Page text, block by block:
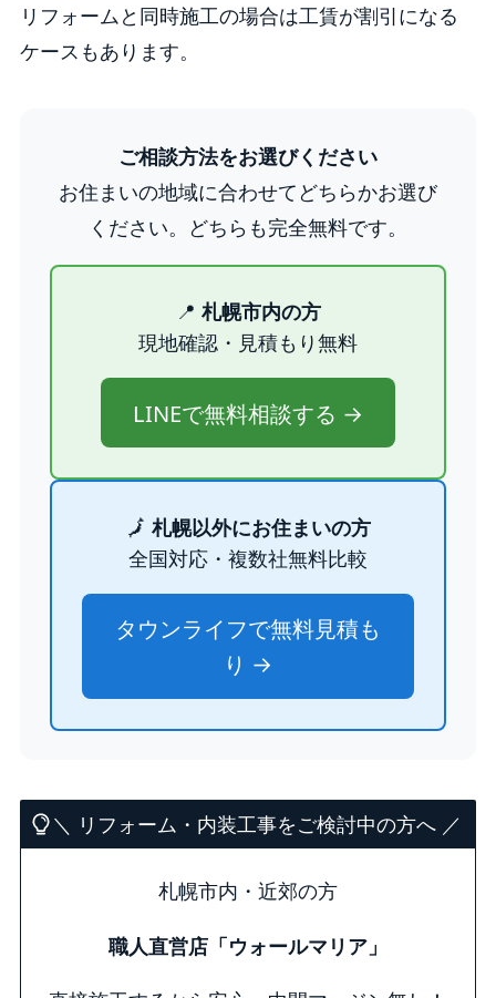
リフォームと同時施工の場合は工賃が割引になる
ケースもあります。
ご相談方法をお選びください
お住まいの地域に合わせてどちらかお選び
ください。どちらも完全無料です。
📍 札幌市内の方
現地確認・見積もり無料
LINEで無料相談する →
🗾 札幌以外にお住まいの方
全国対応・複数社無料比較
タウンライフで無料見積も
り →
＼ リフォーム・内装工事をご検討中の方へ ／
札幌市内・近郊の方
職人直営店「ウォールマリア」